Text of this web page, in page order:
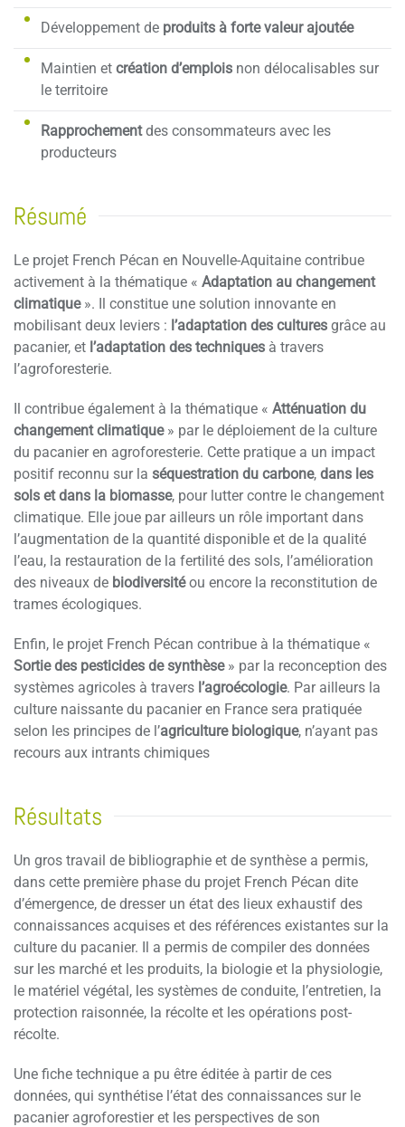
Développement de produits à forte valeur ajoutée
Maintien et création d’emplois non délocalisables sur
le territoire
Rapprochement des consommateurs avec les
producteurs
Résumé
Le projet French Pécan en Nouvelle-Aquitaine contribue
activement à la thématique « Adaptation au changement
climatique ». Il constitue une solution innovante en
mobilisant deux leviers : l’adaptation des cultures grâce au
pacanier, et l’adaptation des techniques à travers
l’agroforesterie.
Il contribue également à la thématique « Atténuation du
changement climatique » par le déploiement de la culture
du pacanier en agroforesterie. Cette pratique a un impact
positif reconnu sur la séquestration du carbone, dans les
sols et dans la biomasse, pour lutter contre le changement
climatique. Elle joue par ailleurs un rôle important dans
l’augmentation de la quantité disponible et de la qualité
l’eau, la restauration de la fertilité des sols, l’amélioration
des niveaux de biodiversité ou encore la reconstitution de
trames écologiques.
Enfin, le projet French Pécan contribue à la thématique «
Sortie des pesticides de synthèse » par la reconception des
systèmes agricoles à travers l’agroécologie. Par ailleurs la
culture naissante du pacanier en France sera pratiquée
selon les principes de l’agriculture biologique, n’ayant pas
recours aux intrants chimiques
Résultats
Un gros travail de bibliographie et de synthèse a permis,
dans cette première phase du projet French Pécan dite
d’émergence, de dresser un état des lieux exhaustif des
connaissances acquises et des références existantes sur la
culture du pacanier. Il a permis de compiler des données
sur les marché et les produits, la biologie et la physiologie,
le matériel végétal, les systèmes de conduite, l’entretien, la
protection raisonnée, la récolte et les opérations post-
récolte.
Une fiche technique a pu être éditée à partir de ces
données, qui synthétise l’état des connaissances sur le
pacanier agroforestier et les perspectives de son